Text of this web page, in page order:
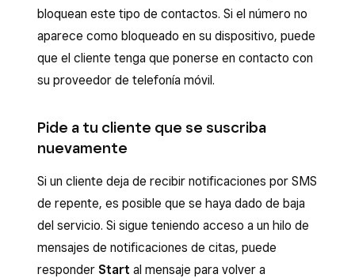
bloquean este tipo de contactos. Si el número no
aparece como bloqueado en su dispositivo, puede
que el cliente tenga que ponerse en contacto con
su proveedor de telefonía móvil.
Pide a tu cliente que se suscriba
nuevamente
Si un cliente deja de recibir notificaciones por SMS
de repente, es posible que se haya dado de baja
del servicio. Si sigue teniendo acceso a un hilo de
mensajes de notificaciones de citas, puede
responder Start al mensaje para volver a